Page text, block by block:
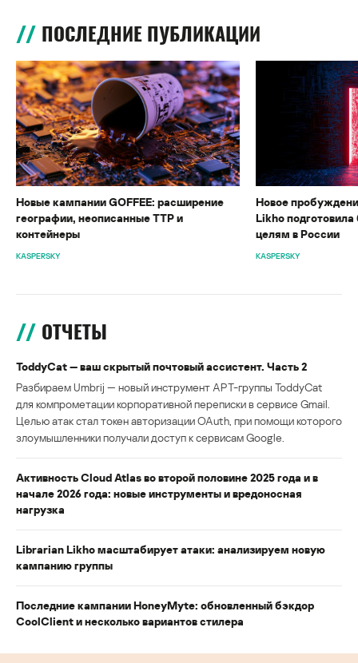
ПОСЛЕДНИЕ ПУБЛИКАЦИИ
Новые кампании GOFFEE: расширение
географии, неописанные TTP и
контейнеры
KASPERSKY
Новое
Likho
целям в России
KASPERSKY
ОТЧЕТЫ
ToddyCat — ваш скрытый почтовый ассистент. Часть 2
Разбираем Umbrij — новый инструмент APT-группы ToddyCat
для компрометации корпоративной переписки в сервисе Gmail.
Целью атак стал токен авторизации OAuth, при помощи которого
злоумышленники получали доступ к сервисам Google.
Активность Cloud Atlas во второй половине 2025 года и в
начале 2026 года: новые инструменты и вредоносная
нагрузка
Librarian Likho масштабирует атаки: анализируем новую
кампанию группы
Последние кампании HoneyMyte: обновленный бэкдор
CoolClient и несколько вариантов стилера